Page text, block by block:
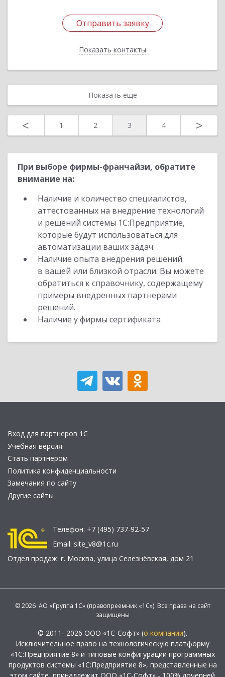
Отправить заявку
Показать контакты
Отправить заявку
Назад
Показать еще
< 1 2 3 4 >
При выборе фирмы-франчайзи, обратите
внимание на:
Наличие и количество специалистов,
аттестованных на внедрение технологий
и решений системы 1С:Предприятие,
которые будут использоваться для
автоматизации ваших задач.
Наличие опыта внедрения решений
в вашей или близкой отрасли. Вы можете
обратиться к справочнику, содержащему
примеры внедренных партнерами
решений.
Наличие у фирмы сертификата
Вход для партнеров 1С
Учебная версия
Стать партнером
Политика конфиденциальности
Замечания по сайту
Другие сайты
Телефон: +7 (495) 737-92-57
Email: site_v8@1c.ru
Отдел продаж: г. Москва, улица Селезнёвская, дом 21
© 2026 АО «Группа 1С» (правопреемник «1С»). Все права на сайт
защищены
© 2011- 2026 ООО «1С-Софт» (о компании).
Исключительное право на технологическую платформу
«1С:Предприятие 8» и типовые конфигурации программных
продуктов системы «1С:Предприятие 8», представленные на